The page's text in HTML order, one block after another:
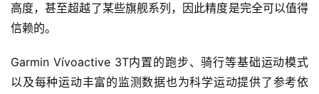
高度，甚至超越了某些旗舰系列，因此精度是完全可以值得
信赖的。
Garmin Vívoactive 3T内置的跑步、骑行等基础运动模式
以及每种运动丰富的监测数据也为科学运动提供了参考依